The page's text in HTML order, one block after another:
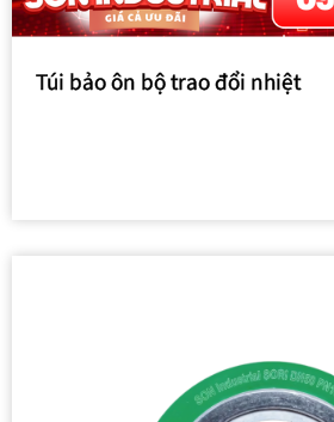
Túi bảo ôn bộ trao đổi nhiệt